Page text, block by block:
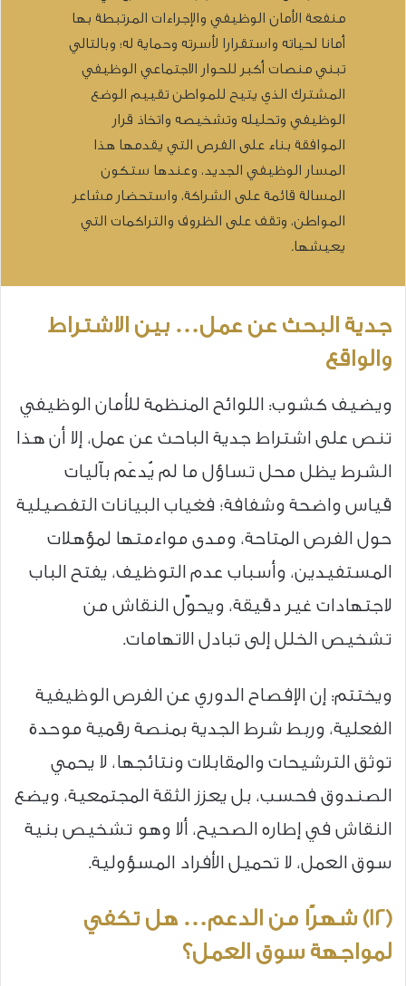
منفعة الأمان الوظيفي والإجراءات المرتبطة بها
أمانا لحياته واستقرارا لأسرته وحماية له؛ وبالتالي
تبني منصات أكبر للحوار الاجتماعي الوظيفي
المشترك الذي يتيح للمواطن تقييم الوضع
الوظيفي وتحليله وتشخيصه واتخاذ قرار
الموافقة بناء على الفرص التي يقدمها هذا
المسار الوظيفي الجديد، وعندها ستكون
المسالة قائمة على الشراكة، واستحضار مشاعر
المواطن، وتقف على الظروف والتراكمات التي
يعيشها.
جدية البحث عن عمل… بين الاشتراط
والواقع
ويضيف كشوب: اللوائح المنظمة للأمان الوظيفي
تنص على اشتراط جدية الباحث عن عمل، إلا أن هذا
الشرط يظل محل تساؤل ما لم يُدعَم بآليات
قياس واضحة وشفافة؛ فغياب البيانات التفصيلية
حول الفرص المتاحة، ومدى مواءمتها لمؤهلات
المستفيدين، وأسباب عدم التوظيف، يفتح الباب
لاجتهادات غير دقيقة، ويحوّل النقاش من
تشخيص الخلل إلى تبادل الاتهامات.
ويختتم: إن الإفصاح الدوري عن الفرص الوظيفية
الفعلية، وربط شرط الجدية بمنصة رقمية موحدة
توثق الترشيحات والمقابلات ونتائجها، لا يحمي
الصندوق فحسب، بل يعزز الثقة المجتمعية، ويضع
النقاش في إطاره الصحيح، ألا وهو تشخيص بنية
سوق العمل، لا تحميل الأفراد المسؤولية.
(12) شهرًا من الدعم… هل تكفي
لمواجهة سوق العمل؟